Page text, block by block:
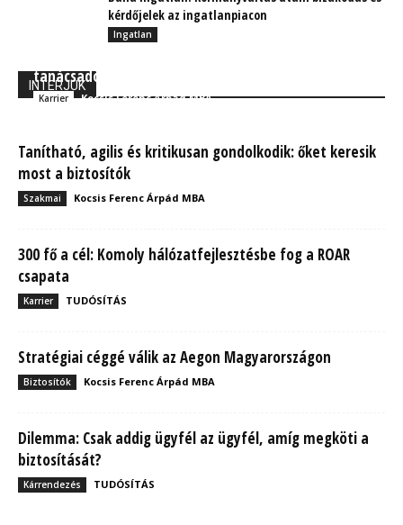
kérdőjelek az ingatlanpiacon
Ingatlan
INTERJÚK
tanácsadó
Karrier Kocsis Ferenc Árpád MBA
Tanítható, agilis és kritikusan gondolkodik: őket keresik
most a biztosítók
Szakmai Kocsis Ferenc Árpád MBA
300 fő a cél: Komoly hálózatfejlesztésbe fog a ROAR
csapata
Karrier TUDÓSÍTÁS
Stratégiai céggé válik az Aegon Magyarországon
Biztosítók Kocsis Ferenc Árpád MBA
Dilemma: Csak addig ügyfél az ügyfél, amíg megköti a
biztosítását?
Kárrendezés TUDÓSÍTÁS